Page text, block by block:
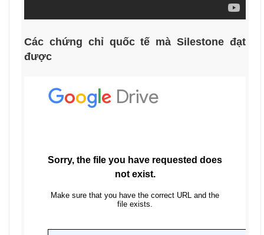
Các chứng chỉ quốc tế mà Silestone đạt
được